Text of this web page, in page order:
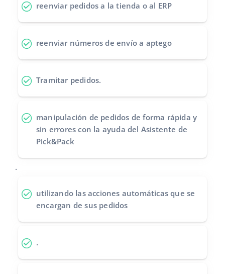
reenviar pedidos a la tienda o al ERP
reenviar números de envío a aptego
Tramitar pedidos.
manipulación de pedidos de forma rápida y
sin errores con la ayuda del Asistente de
Pick&Pack
.
utilizando las acciones automáticas que se
encargan de sus pedidos
.